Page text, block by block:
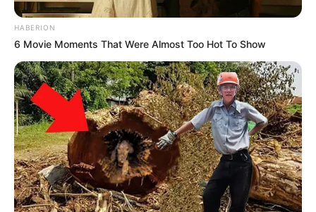
HABERION
6 Movie Moments That Were Almost Too Hot To Show